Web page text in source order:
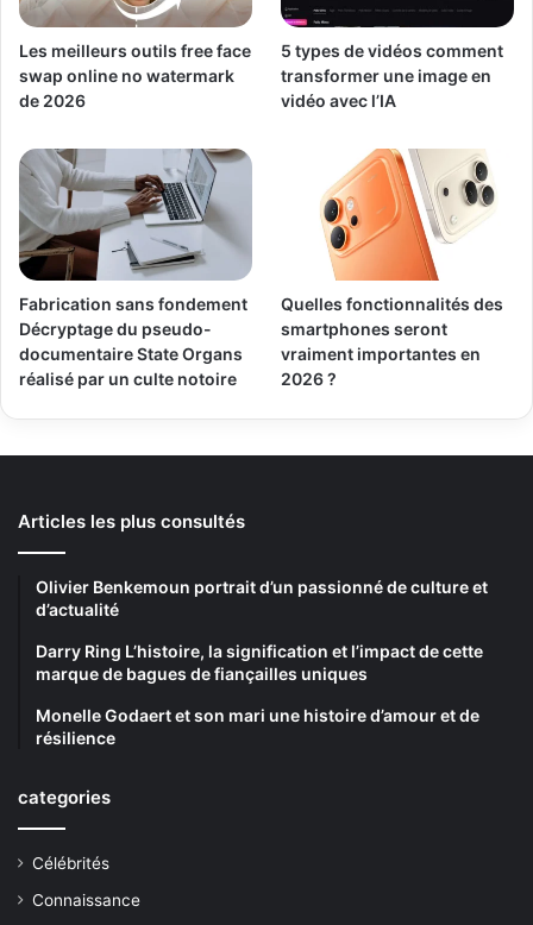
Les meilleurs outils free face
swap online no watermark
de 2026
5 types de vidéos comment
transformer une image en
vidéo avec l’IA
Fabrication sans fondement
Décryptage du pseudo-
documentaire State Organs
réalisé par un culte notoire
Quelles fonctionnalités des
smartphones seront
vraiment importantes en
2026 ?
Articles les plus consultés
Olivier Benkemoun portrait d’un passionné de culture et
d’actualité
Darry Ring L’histoire, la signification et l’impact de cette
marque de bagues de fiançailles uniques
Monelle Godaert et son mari une histoire d’amour et de
résilience
categories
Célébrités
Connaissance